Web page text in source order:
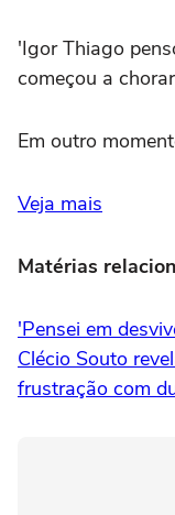
'Igor Thiago
começou a
Em outro
Veja mais
Matérias
'Pensei em
Clécio Souto
frustração com